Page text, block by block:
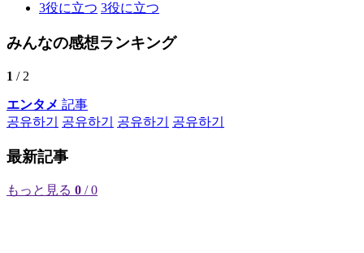
3役に立つ 3役に立つ
みんなの感想ランキング
1 / 2
エンタメ 記事
공유하기
공유하기 공유하기 공유하기
最新記事
もっと見る 0 / 0